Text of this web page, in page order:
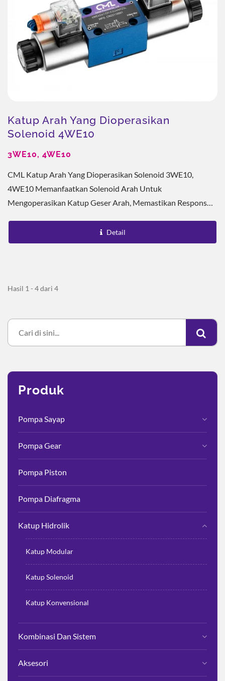
Katup Arah Yang Dioperasikan
Solenoid 4WE10
3WE10, 4WE10
CML Katup Arah Yang Dioperasikan Solenoid 3WE10,
4WE10 Memanfaatkan Solenoid Arah Untuk
Mengoperasikan Katup Geser Arah, Memastikan Respons
Detail
Hasil 1 - 4 dari 4
Produk
Pompa Sayap
Pompa Gear
Pompa Piston
Pompa Diafragma
Katup Hidrolik
Katup Modular
Katup Solenoid
Katup Konvensional
Kombinasi Dan Sistem
Aksesori